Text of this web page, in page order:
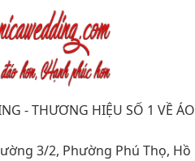
- THƯƠNG HIỆU SỐ 1 VỀ ÁO
3/2, Phường Phú Thọ, Hồ